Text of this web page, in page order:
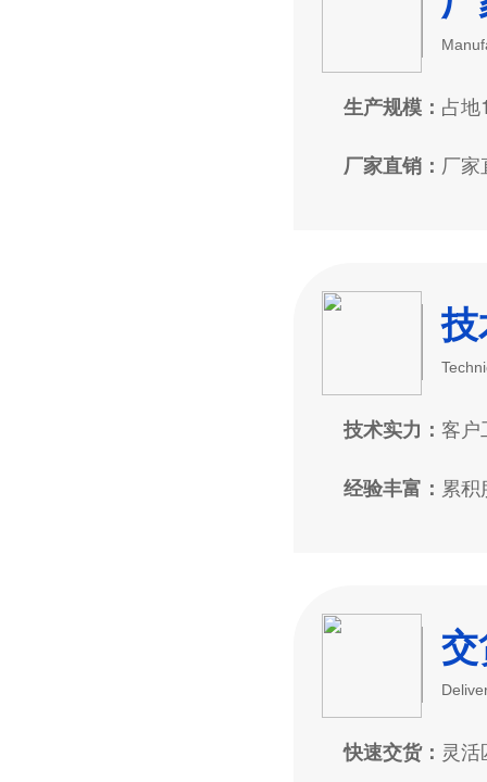
生产规模： 占
厂家直销： 厂
技术实力： 客户
经验丰富： 累
快速交货： 灵